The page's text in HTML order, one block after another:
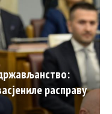
расправу